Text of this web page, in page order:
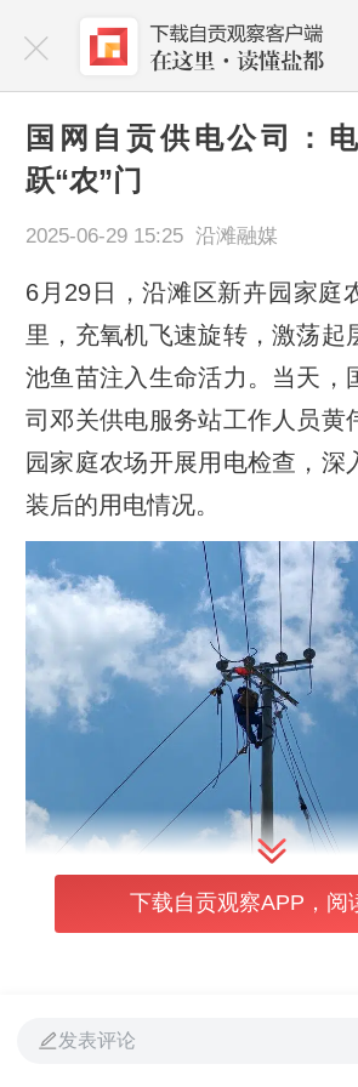
国网自贡供电公司：
跃“农”门
2025-06-29 15:25 沿滩融媒
6月29日，沿滩区新卉园家庭
里，充氧机飞速旋转，激荡起
池鱼苗注入生命活力。当天，
司邓关供电服务站工作人员黄
园家庭农场开展用电检查，深
装后的用电情况。
电力不足。”鱼塘管理人员
下载自贡观察APP，阅
发表评论